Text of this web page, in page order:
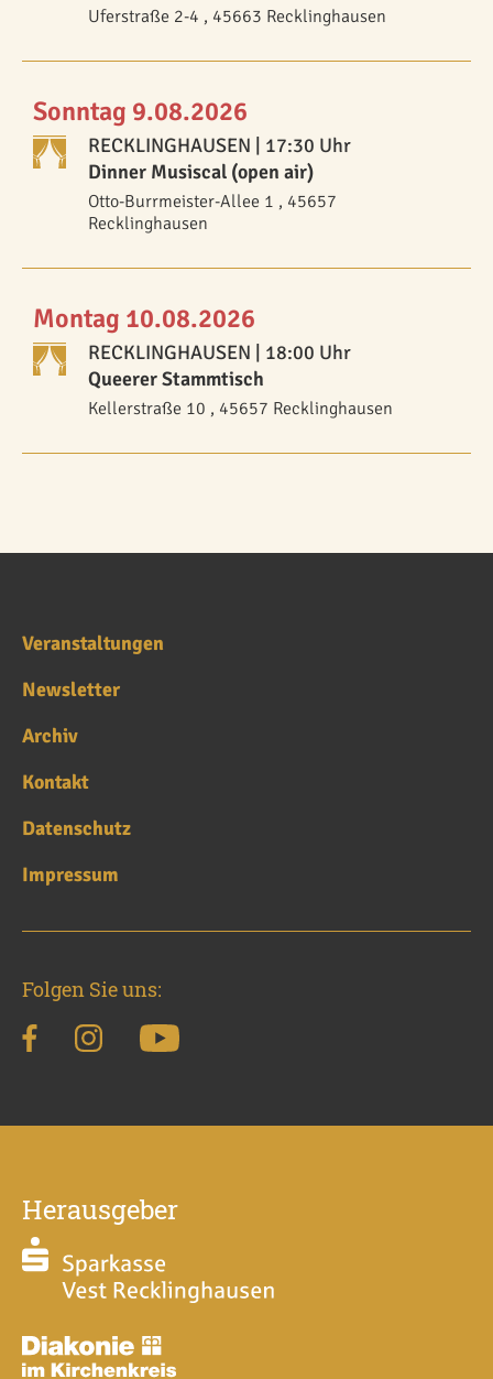
Uferstraße 2-4 , 45663 Recklinghausen
Sonntag 9.08.2026
RECKLINGHAUSEN | 17:30 Uhr
Dinner Musiscal (open air)
Otto-Burrmeister-Allee 1 , 45657
Recklinghausen
Montag 10.08.2026
RECKLINGHAUSEN | 18:00 Uhr
Queerer Stammtisch
Kellerstraße 10 , 45657 Recklinghausen
Veranstaltungen
Newsletter
Archiv
Kontakt
Datenschutz
Impressum
Folgen Sie uns:
Herausgeber